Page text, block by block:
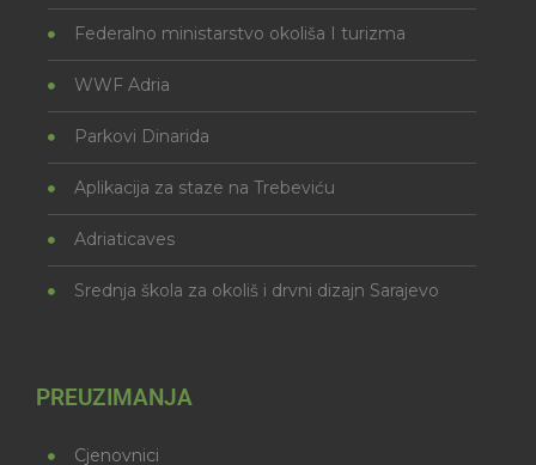
Federalno ministarstvo okoliša I turizma
WWF Adria
Parkovi Dinarida
Aplikacija za staze na Trebeviću
Adriaticaves
Srednja škola za okoliš i drvni dizajn Sarajevo
PREUZIMANJA
Cjenovnici